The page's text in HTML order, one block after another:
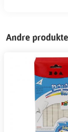
Andre